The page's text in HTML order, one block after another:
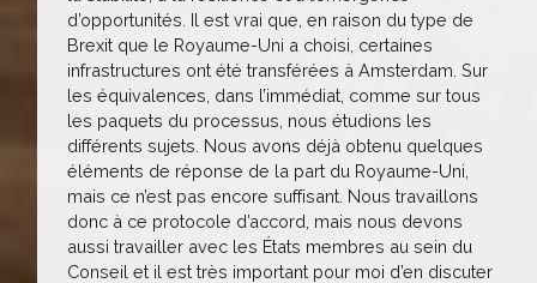
d’opportunités. Il est vrai que, en raison du type de
Brexit que le Royaume-Uni a choisi, certaines
infrastructures ont été transférées à Amsterdam. Sur
les équivalences, dans l’immédiat, comme sur tous
les paquets du processus, nous étudions les
différents sujets. Nous avons déjà obtenu quelques
éléments de réponse de la part du Royaume-Uni,
mais ce n’est pas encore suffisant. Nous travaillons
donc à ce protocole d’accord, mais nous devons
aussi travailler avec les États membres au sein du
Conseil et il est très important pour moi d’en discuter